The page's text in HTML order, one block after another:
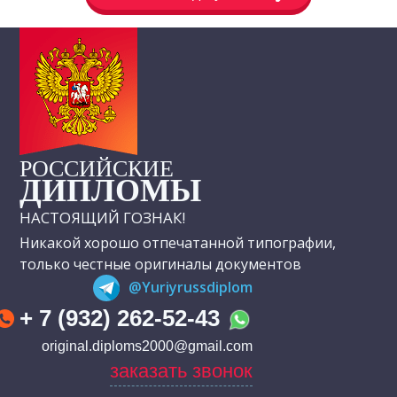
РОССИЙСКИЕ
ДИПЛОМЫ
НАСТОЯЩИЙ ГОЗНАК!
Никакой хорошо отпечатанной типографии,
только честные оригиналы документов
@Yuriyrussdiplom
+ 7 (932) 262-52-43
original.diploms2000@gmail.com
заказать звонок